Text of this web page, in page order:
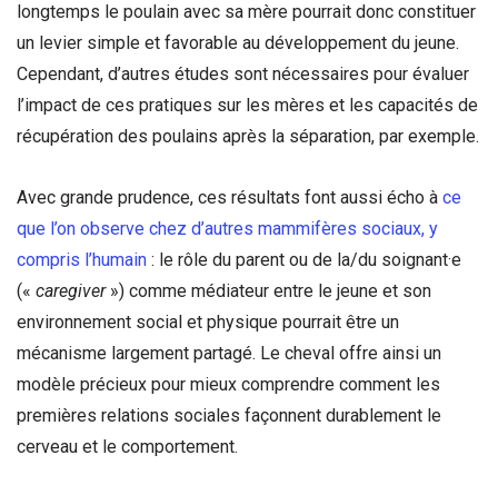
longtemps le poulain avec sa mère pourrait donc constituer
un levier simple et favorable au développement du jeune.
Cependant, d’autres études sont nécessaires pour évaluer
l’impact de ces pratiques sur les mères et les capacités de
récupération des poulains après la séparation, par exemple.
Avec grande prudence, ces résultats font aussi écho à ce
que l’on observe chez d’autres mammifères sociaux, y
compris l’humain : le rôle du parent ou de la/du soignant·e
(« caregiver») comme médiateur entre le jeune et son
environnement social et physique pourrait être un
mécanisme largement partagé. Le cheval offre ainsi un
modèle précieux pour mieux comprendre comment les
premières relations sociales façonnent durablement le
cerveau et le comportement.